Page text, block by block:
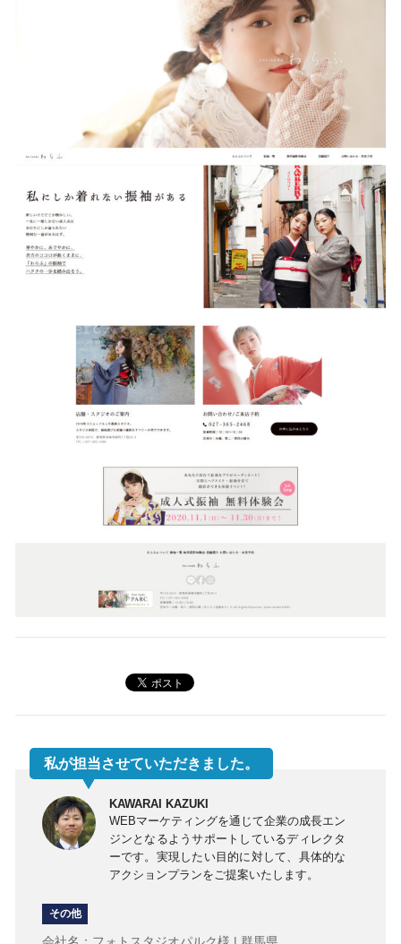
私が担当させていただきました。
KAWARAI KAZUKI
WEBマーケティングを通じて企業の成長エン
ジンとなるようサポートしているディレクタ
ーです。実現したい目的に対して、具体的な
アクションプランをご提案いたします。
その他
会社名：フォトスタジオパルク様 | 群馬県